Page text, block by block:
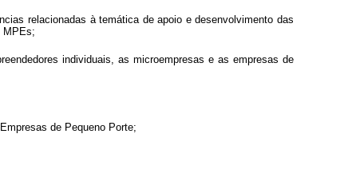
relacionadas à temática de apoio e desenvolvimento das
MPEs;
individuais, as microempresas e as empresas de
de Pequeno Porte;